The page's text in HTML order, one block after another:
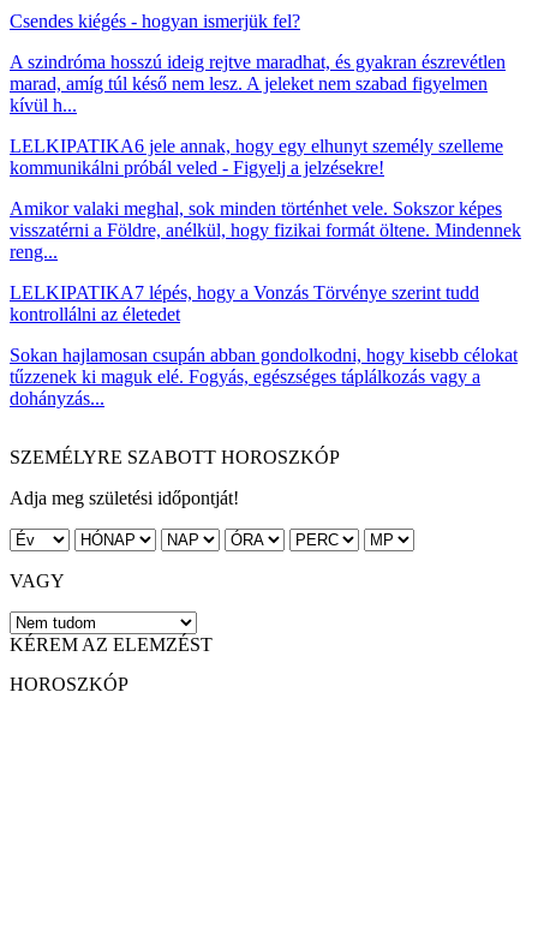
Csendes kiégés - hogyan ismerjük fel?
A szindróma hosszú ideig rejtve maradhat, és gyakran észrevétlen
marad, amíg túl késő nem lesz. A jeleket nem szabad figyelmen
kívül h...
LELKIPATIKA6 jele annak, hogy egy elhunyt személy szelleme
kommunikálni próbál veled - Figyelj a jelzésekre!
Amikor valaki meghal, sok minden történhet vele. Sokszor képes
visszatérni a Földre, anélkül, hogy fizikai formát öltene. Mindennek
reng...
LELKIPATIKA7 lépés, hogy a Vonzás Törvénye szerint tudd
kontrollálni az életedet
Sokan hajlamosan csupán abban gondolkodni, hogy kisebb célokat
tűzzenek ki maguk elé. Fogyás, egészséges táplálkozás vagy a
dohányzás...
SZEMÉLYRE SZABOTT HOROSZKÓP
Adja meg születési időpontját!
VAGY
KÉREM AZ ELEMZÉST
HOROSZKÓP